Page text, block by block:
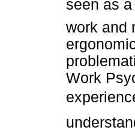
seen as a
work and
Work